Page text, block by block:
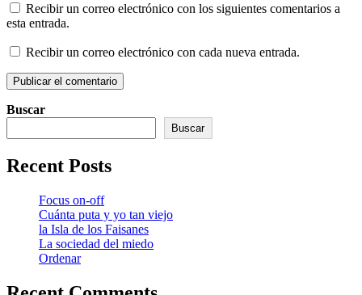
Recibir un correo electrónico con los siguientes comentarios a
esta entrada.
Recibir un correo electrónico con cada nueva entrada.
Buscar
Buscar
Recent Posts
Focus on-off
Cuánta puta y yo tan viejo
la Isla de los Faisanes
La sociedad del miedo
Ordenar